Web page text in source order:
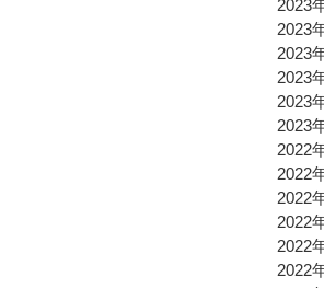
2023
2023
2023
2023
2023
2023
2022
2022
2022
2022
2022
2022